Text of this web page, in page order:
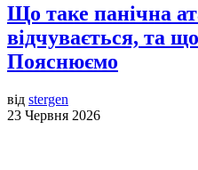
Що таке панічна
відчувається, та
Пояснюємо
від stergen
23 Червня 2026